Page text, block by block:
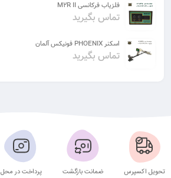
فلزیاب فرکانسی M2R II
تماس بگیرید
اسکنر PHOENIX فونیکس آلمان
تماس بگیرید
تحویل اکسپرس ضمانت بازگشت پرداخت در محل